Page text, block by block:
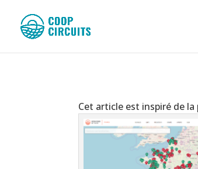
Cet article est inspiré de